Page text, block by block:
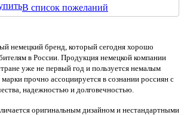
В список пожеланий
немецкий бренд, который сегодня хорошо
в России. Продукция немецкой компании
уже не первый год и пользуется немалым
прочно ассоциируется в сознании россиян с
надежностью и долговечностью.
оригинальным дизайном и нестандартными